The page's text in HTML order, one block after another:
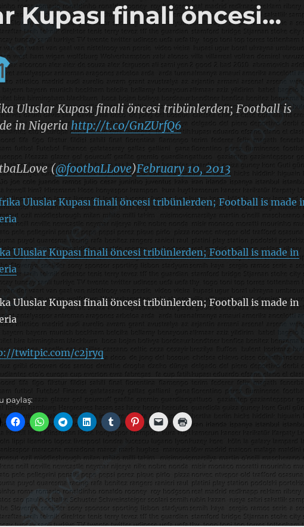
Kupası finali öncesi…
Uluslar Kupası finali öncesi tribünlerden; Football is
in Nigeria http://t.co/GnZUrfQ6
(@footbaLLove)February 10, 2013
Uluslar Kupası finali öncesi tribünlerden; Football is made in
Uluslar Kupası finali öncesi tribünlerden; Football is made in
twitpic.com/c2jryq
paylaş: